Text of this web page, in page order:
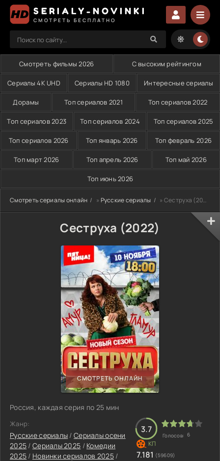
SERIALY-NOVINKI
СМОТРЕТЬ БЕСПЛАТНО
Смотреть фильмы 2026 С высоким рейтингом
Сериалы 4K UHD Сериалы HD 1080 Интересные сериалы
Дорамы Топ сериалов 2021 Топ сериалов 2022
Топ сериалов 2023 Топ сериалов 2024 Топ сериалов 2025
Топ сериалов 2026 Топ январь 2026 Топ февраль 2026
Топ март 2026 Топ апрель 2026 Топ май 2026
Топ июнь 2026
Смотреть сериалы онлайн » Русские сериалы » Сеструха (2022)
Сеструха (2022)
СМОТРЕТЬ ОНЛАЙН
Россия, каждая серия по 25 мин
Жанр:
Русские сериалы /Сериалы осени
2025 / Сериалы 2025 / Комедии
2025 / Новинки сериалов 2025/
3.7
Голосов: 6
7.181 (59609)